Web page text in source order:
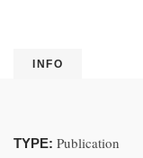
INFO
TYPE: Publication